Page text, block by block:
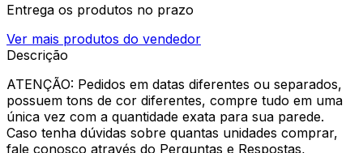
Entrega os produtos no prazo
Ver mais produtos do vendedor
Descrição
ATENÇÃO: Pedidos em datas diferentes ou separados,
possuem tons de cor diferentes, compre tudo em uma
única vez com a quantidade exata para sua parede.
Caso tenha dúvidas sobre quantas unidades comprar,
fale conosco através do Perguntas e Respostas,